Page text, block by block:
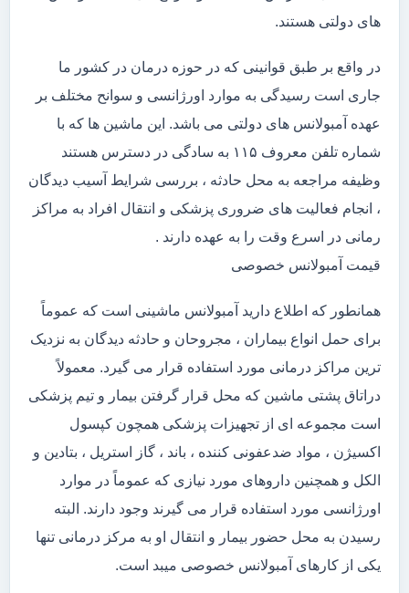
های دولتی هستند.
در واقع بر طبق قوانینی که در حوزه درمان در کشور ما
جاری است رسیدگی به موارد اورژانسی و سوانح مختلف بر
عهده آمبولانس های دولتی می باشد. این ماشین ها که با
شماره تلفن معروف ۱۱۵ به سادگی در دسترس هستند
وظیفه مراجعه به محل حادثه ، بررسی شرایط آسیب دیدگان
، انجام فعالیت های ضروری پزشکی و انتقال افراد به مراکز
رمانی در اسرع وقت را به عهده دارند .
قیمت آمبولانس خصوصی
همانطور که اطلاع دارید آمبولانس ماشینی است که عموماً
برای حمل انواع بیماران ، مجروحان و حادثه دیدگان به نزدیک
ترین مراکز درمانی مورد استفاده قرار می گیرد. معمولاً
دراتاق پشتی ماشین که محل قرار گرفتن بیمار و تیم پزشکی
است مجموعه ای از تجهیزات پزشکی همچون کپسول
اکسیژن ، مواد ضدعفونی کننده ، باند ، گاز استریل ، بتادین و
الکل و همچنین داروهای مورد نیازی که عموماً در موارد
اورژانسی مورد استفاده قرار می گیرند وجود دارند. البته
رسیدن به محل حضور بیمار و انتقال او به مرکز درمانی تنها
یکی از کارهای آمبولانس خصوصی میبد است.